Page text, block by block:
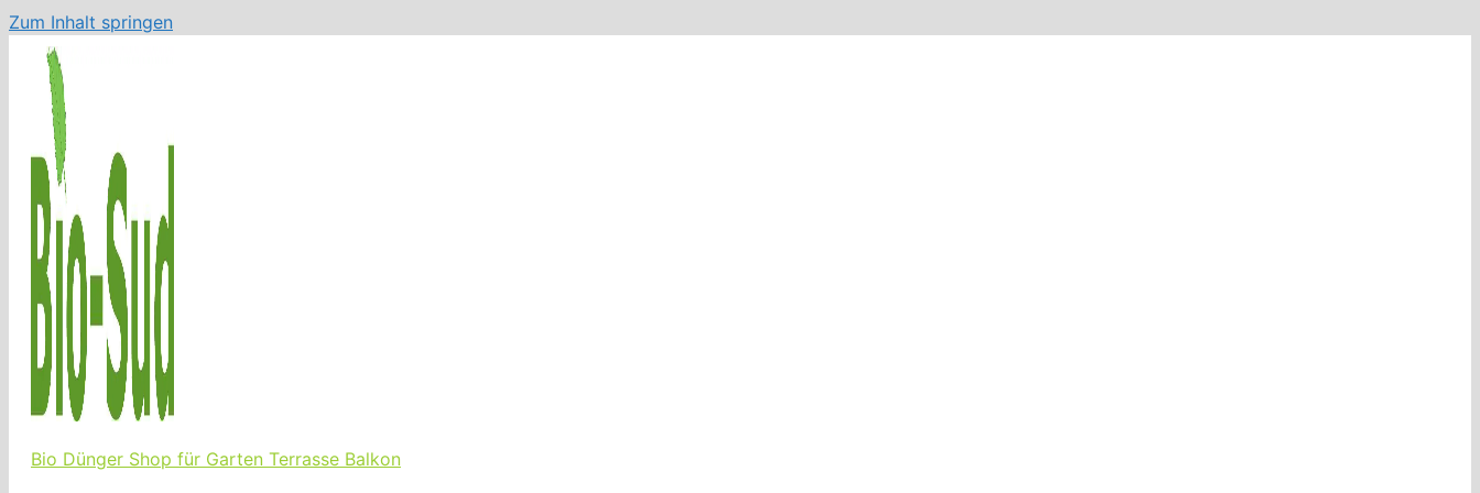
Zum Inhalt springen
Bio Dünger Shop für Garten Terrasse Balkon